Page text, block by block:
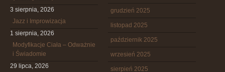
3 sierpnia, 2026
Jazz i Improwizacja
1 sierpnia, 2026
Modyfikacje Ciała – Odważnie
i Świadomie
29 lipca, 2026
grudzień 2025
listopad 2025
październik 2025
wrzesień 2025
sierpień 2025